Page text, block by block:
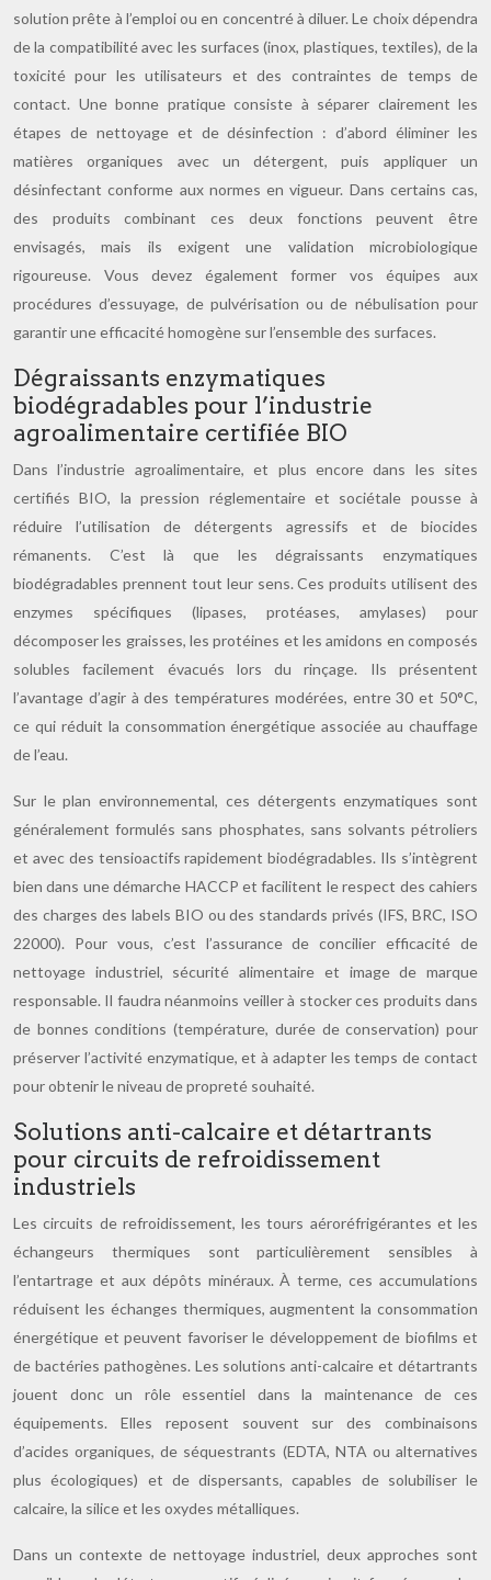
solution prête à l’emploi ou en concentré à diluer. Le choix dépendra
de la compatibilité avec les surfaces (inox, plastiques, textiles), de la
toxicité pour les utilisateurs et des contraintes de temps de
contact. Une bonne pratique consiste à séparer clairement les
étapes de nettoyage et de désinfection : d’abord éliminer les
matières organiques avec un détergent, puis appliquer un
désinfectant conforme aux normes en vigueur. Dans certains cas,
des produits combinant ces deux fonctions peuvent être
envisagés, mais ils exigent une validation microbiologique
rigoureuse. Vous devez également former vos équipes aux
procédures d’essuyage, de pulvérisation ou de nébulisation pour
garantir une efficacité homogène sur l’ensemble des surfaces.
Dégraissants enzymatiques
biodégradables pour l’industrie
agroalimentaire certifiée BIO
Dans l’industrie agroalimentaire, et plus encore dans les sites
certifiés BIO, la pression réglementaire et sociétale pousse à
réduire l’utilisation de détergents agressifs et de biocides
rémanents. C’est là que les dégraissants enzymatiques
biodégradables prennent tout leur sens. Ces produits utilisent des
enzymes spécifiques (lipases, protéases, amylases) pour
décomposer les graisses, les protéines et les amidons en composés
solubles facilement évacués lors du rinçage. Ils présentent
l’avantage d’agir à des températures modérées, entre 30 et 50°C,
ce qui réduit la consommation énergétique associée au chauffage
de l’eau.
Sur le plan environnemental, ces détergents enzymatiques sont
généralement formulés sans phosphates, sans solvants pétroliers
et avec des tensioactifs rapidement biodégradables. Ils s’intègrent
bien dans une démarche HACCP et facilitent le respect des cahiers
des charges des labels BIO ou des standards privés (IFS, BRC, ISO
22000). Pour vous, c’est l’assurance de concilier efficacité de
nettoyage industriel, sécurité alimentaire et image de marque
responsable. Il faudra néanmoins veiller à stocker ces produits dans
de bonnes conditions (température, durée de conservation) pour
préserver l’activité enzymatique, et à adapter les temps de contact
pour obtenir le niveau de propreté souhaité.
Solutions anti-calcaire et détartrants
pour circuits de refroidissement
industriels
Les circuits de refroidissement, les tours aéroréfrigérantes et les
échangeurs thermiques sont particulièrement sensibles à
l’entartrage et aux dépôts minéraux. À terme, ces accumulations
réduisent les échanges thermiques, augmentent la consommation
énergétique et peuvent favoriser le développement de biofilms et
de bactéries pathogènes. Les solutions anti-calcaire et détartrants
jouent donc un rôle essentiel dans la maintenance de ces
équipements. Elles reposent souvent sur des combinaisons
d’acides organiques, de séquestrants (EDTA, NTA ou alternatives
plus écologiques) et de dispersants, capables de solubiliser le
calcaire, la silice et les oxydes métalliques.
Dans un contexte de nettoyage industriel, deux approches sont